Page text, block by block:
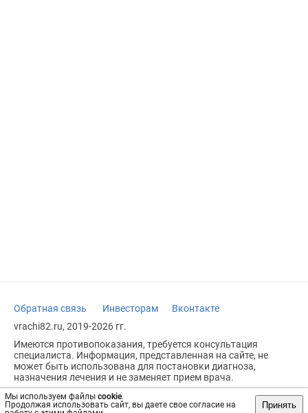
Мы используем файлы cookie.
Продолжая использовать сайт, вы даете свое согласие на
Принять
Обратная связь Инвесторам
Вконтакте
vrachi82.ru, 2019-2026 гг.
Имеются противопоказания, требуется консультация
специалиста. Информация, представленная на сайте, не
может быть использована для постановки диагноза,
назначения лечения и не заменяет прием врача.
Возрастное ограничение: 18+